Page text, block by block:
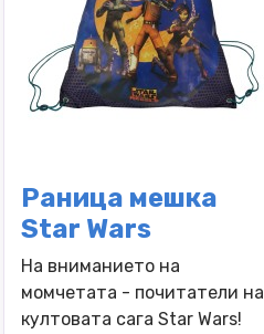
Раница мешка
Star Wars
На вниманието на
момчетата - почитатели на
култовата сага Star Wars!